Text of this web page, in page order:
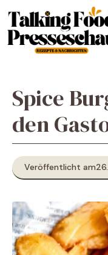
Inhalt
springen
Spice
den
Veröffentlicht am